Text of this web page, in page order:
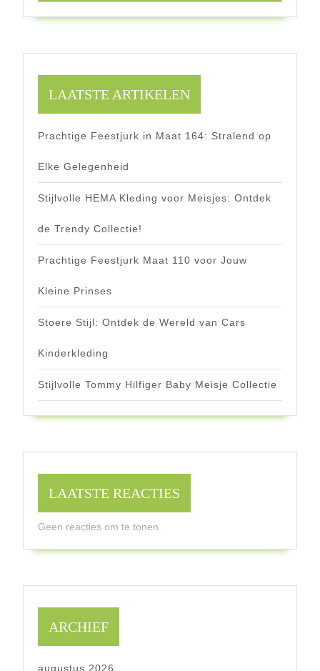
LAATSTE ARTIKELEN
Prachtige Feestjurk in Maat 164: Stralend op
Elke Gelegenheid
Stijlvolle HEMA Kleding voor Meisjes: Ontdek
de Trendy Collectie!
Prachtige Feestjurk Maat 110 voor Jouw
Kleine Prinses
Stoere Stijl: Ontdek de Wereld van Cars
Kinderkleding
Stijlvolle Tommy Hilfiger Baby Meisje Collectie
LAATSTE REACTIES
Geen reacties om te tonen.
ARCHIEF
augustus 2026